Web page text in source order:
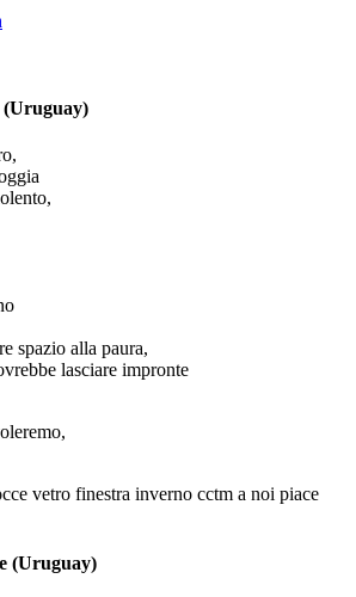
spazio alla paura,
lasciare impronte
(Uruguay)